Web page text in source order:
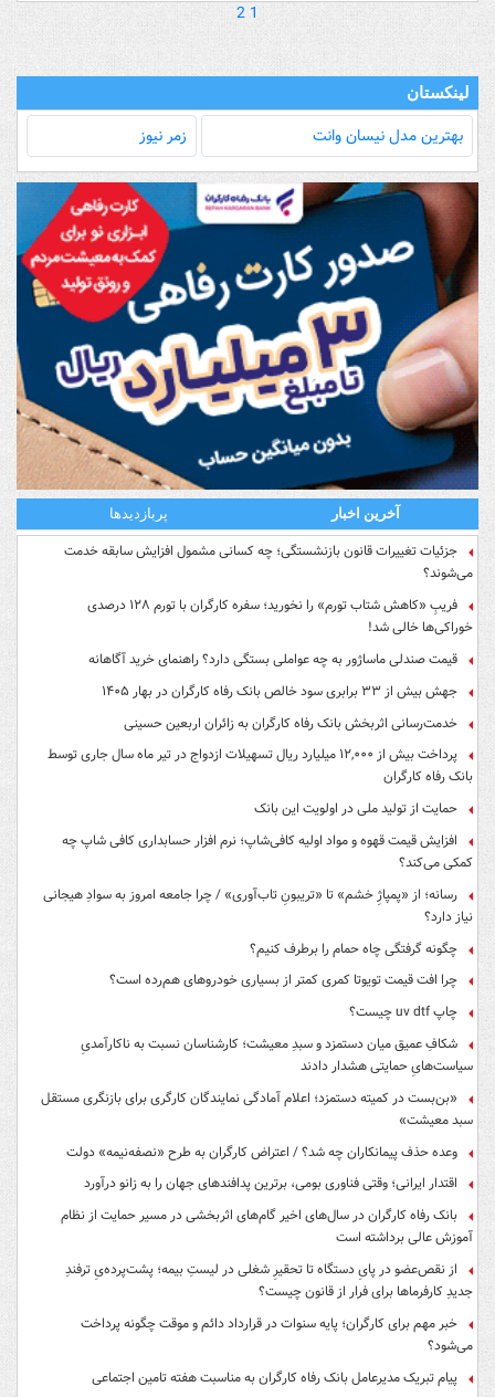
1
2
لینکستان
بهترین مدل‌ نیسان وانت زمر نیوز
آخرین اخبار پربازدیدها
جزئیات تغییرات قانون بازنشستگی؛ چه کسانی مشمول افزایش سابقه خدمت
می‌شوند؟
فریبِ «کاهش شتاب تورم» را نخورید؛ سفره کارگران با تورم ۱۲۸ درصدی
خوراکی‌ها خالی شد!
قیمت صندلی ماساژور به چه عواملی بستگی دارد؟ راهنمای خرید آگاهانه
جهش بیش از ۳۳ برابری سود خالص بانک رفاه کارگران در بهار ۱۴۰۵
خدمت‌رسانی اثربخش بانک رفاه کارگران به زائران اربعین حسینی
پرداخت بیش از ۱۲,۰۰۰ میلیارد ریال تسهیلات ازدواج در تیر ماه سال جاری توسط
بانک رفاه کارگران
حمایت از تولید ملی در اولویت این بانک
افزایش قیمت قهوه و مواد اولیه کافی‌شاپ؛ نرم افزار حسابداری کافی شاپ چه
کمکی می‌کند؟
رسانه؛ از «پمپاژِ خشم» تا «تریبونِ تاب‌آوری» / چرا جامعه امروز به سوادِ هیجانی
نیاز دارد؟
چگونه گرفتگی چاه حمام را برطرف کنیم؟
چرا افت قیمت تویوتا کمری کمتر از بسیاری خودروهای هم‌رده است؟
چاپ uv dtf چیست؟
شکافِ عمیق میان دستمزد و سبدِ معیشت؛ کارشناسان نسبت به ناکارآمدیِ
سیاست‌هایِ حمایتی هشدار دادند
«بن‌بست در کمیته دستمزد؛ اعلام آمادگی نمایندگان کارگری برای بازنگری مستقل
سبد معیشت»
وعده حذف پیمانکاران چه شد؟ / اعتراض کارگران به طرح «نصفه‌نیمه» دولت
اقتدار ایرانی؛ وقتی فناوری بومی، برترین پدافندهای جهان را به زانو درآورد
بانک رفاه کارگران در سال‌های اخیر گام‌های اثربخشی در مسیر حمایت از نظام
آموزش عالی برداشته است
از نقص‌عضو در پایِ دستگاه تا تحقیرِ شغلی در لیستِ بیمه؛ پشت‌پرده‌یِ ترفندِ
جدیدِ کارفرماها برای فرار از قانون چیست؟
خبر مهم برای کارگران؛ پایه سنوات در قرارداد دائم و موقت چگونه پرداخت
می‌شود؟
پیام تبریک مدیرعامل بانک رفاه کارگران به مناسبت هفته تامین اجتماعی